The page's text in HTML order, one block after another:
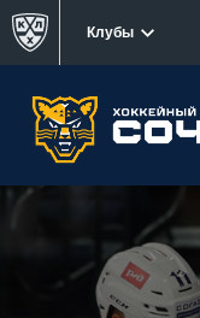
Клубы